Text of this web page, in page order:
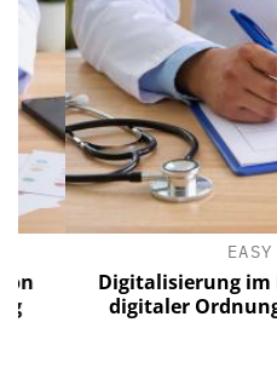
EASY
Digitalisierung im
digitaler Ordnung